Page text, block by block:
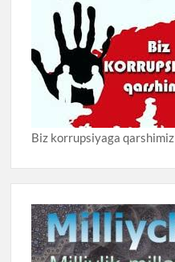
Biz korrupsiyaga qarshimiz